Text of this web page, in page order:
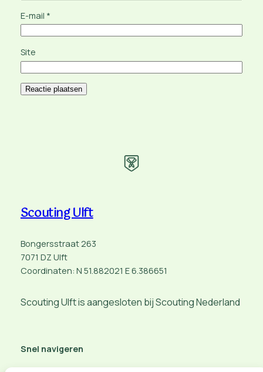
E-mail *
Site
Scouting Ulft
Bongersstraat 263
7071 DZ Ulft
Coordinaten: N 51.882021 E 6.386651
Scouting Ulft is aangesloten bij Scouting Nederland
Snel navigeren